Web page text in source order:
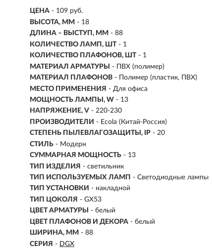
ЦЕНА - 109 руб.
ВЫСОТА, ММ - 18
ДЛИНА – ВЫСТУП, ММ - 88
КОЛИЧЕСТВО ЛАМП, ШТ - 1
КОЛИЧЕСТВО ПЛАФОНОВ, ШТ - 1
МАТЕРИАЛ АРМАТУРЫ
- ПВХ (полимер)
МАТЕРИАЛ ПЛАФОНОВ - Полимер (пластик, ПВХ)
МЕСТО ПРИМЕНЕНИЯ - Для офиса
МОЩНОСТЬ ЛАМПЫ, W - 13
НАПРЯЖЕНИЕ, V - 220-230
ПРОИЗВОДИТЕЛИ - Ecola (Китай-Россия)
СТЕПЕНЬ ПЫЛЕВЛАГОЗАЩИТЫ, IP - 20
СТИЛЬ - Модерн
СУММАРНАЯ МОЩНОСТЬ - 13
ТИП ИЗДЕЛИЯ - светильник
ТИП ИСПОЛЬЗУЕМЫХ ЛАМП - Светодиодные лампы
ТИП УСТАНОВКИ - накладной
ТИП ЦОКОЛЯ - GX53
ЦВЕТ АРМАТУРЫ
- белый
ЦВЕТ ПЛАФОНОВ И ДЕКОРА - белый
ШИРИНА, ММ - 88
СЕРИЯ - DGX